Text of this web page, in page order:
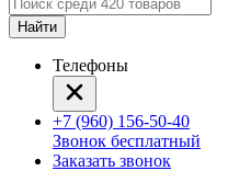
Найти
Телефоны
+7 (960) 156-50-40
Звонок бесплатный
Заказать звонок